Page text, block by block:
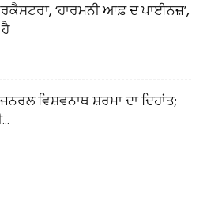
‘ਹਾਰਮਨੀ ਆਫ਼ ਦ ਪਾਈਨਜ਼’,
ਵਿਸ਼ਵਨਾਥ ਸ਼ਰਮਾ ਦਾ ਦਿਹਾਂਤ;